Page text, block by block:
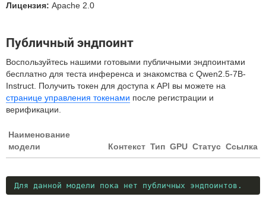
Лицензия: Apache 2.0
Публичный эндпоинт
Воспользуйтесь нашими готовыми публичными эндпоинтами
бесплатно для теста инференса и знакомства с Qwen2.5-7B-
Instruct. Получить токен для доступа к API вы можете на
странице управления токенами после регистрации и
верификации.
Наименование
модели
Контекст Тип GPU Статус Ссылка
Для данной модели пока нет публичных эндпоинтов.